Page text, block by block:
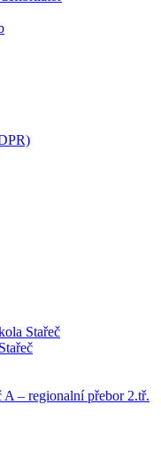
Stařeč
A – regionalní přebor 2.tř.